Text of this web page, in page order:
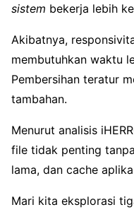
sistem bekerja lebih
Akibatnya,
membutuhkan waktu
Pembersihan teratur
tambahan.
Menurut analisis
file tidak penting
lama, dan cache
Mari kita eksplorasi